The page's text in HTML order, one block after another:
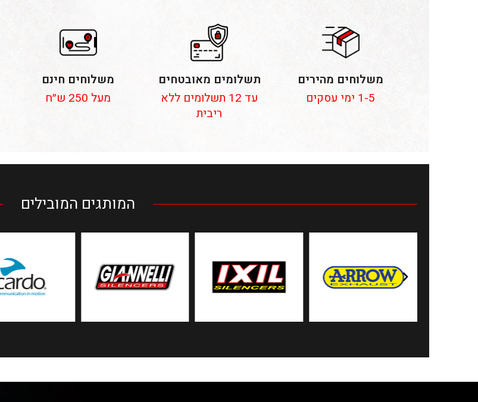
משלוחים מהירים
1-5 ימי עסקים
תשלומים מאובטחים
עד 12 תשלומים ללא
ריבית
משלוחים חינם
מעל 250 ש״ח
המותגים המובילים